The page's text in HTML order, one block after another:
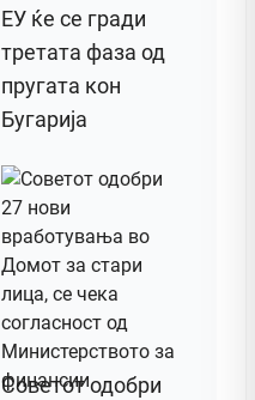
ЕУ ќе се гради
третата фаза од
пругата кон
Бугарија
Советот одобри